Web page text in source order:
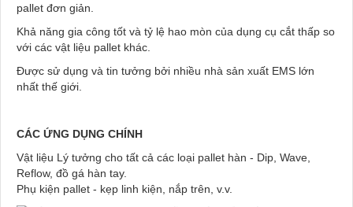
pallet đơn giản.
Khả năng gia công tốt và tỷ lệ hao mòn của dụng cụ cắt thấp so
với các vật liệu pallet khác.
Được sử dụng và tin tưởng bởi nhiều nhà sản xuất EMS lớn
nhất thế giới.
CÁC ỨNG DỤNG CHÍNH
Vật liệu Lý tưởng cho tất cả các loại pallet hàn - Dip, Wave,
Reflow, đồ gá hàn tay.
Phụ kiện pallet - kẹp linh kiện, nắp trên, v.v.